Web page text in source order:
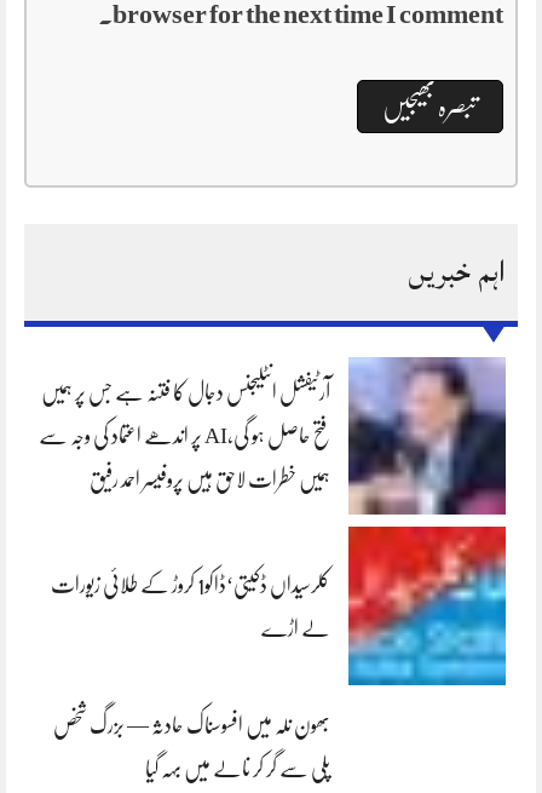
browser for the next time I comment.
اہم خبریں
آرٹیفشل انٹلیجنس دجال کا فتنہ ہے جس پر ہمیں
فتح حاصل ہو گی،AI پر اندھے اعتماد کی وجہ سے
ہمیں خطرات لاحق ہیں پروفیسر احمد رفیق
کلرسیداں ڈکیتی‘ڈاکو1 کروڑ کے طلائی زیورات
لے اڑے
بھون نلہ میں افسوسناک حادثہ — بزرگ شخص
پلی سے گر کر نالے میں بہہ گیا